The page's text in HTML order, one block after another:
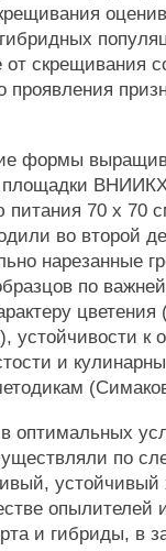
скрещивания
формы
площадки
70 х 70
во второй
нарезанные
по
цветения
устойчивости к
и
оптимальных
по
опылителей
и гибриды, в